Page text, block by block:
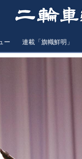
ー 連載「旗幟鮮明」